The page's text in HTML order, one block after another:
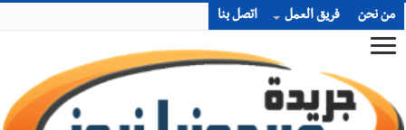
من نحن فريق العمل اتصل بنا